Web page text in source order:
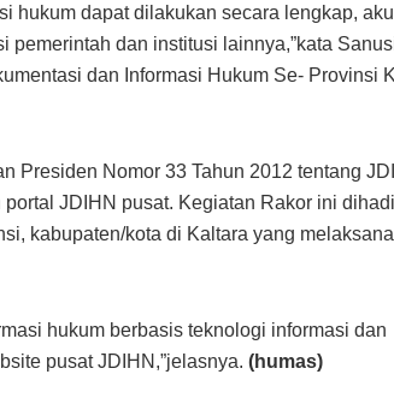
hukum dapat dilakukan secara lengkap,
pemerintah dan institusi lainnya,”kata
dan Informasi Hukum Se- Provinsi
Presiden Nomor 33 Tahun 2012 tentang
JDIHN pusat. Kegiatan Rakor ini
kabupaten/kota di Kaltara yang
hukum berbasis teknologi informasi dan
pusat JDIHN,”jelasnya. (humas)